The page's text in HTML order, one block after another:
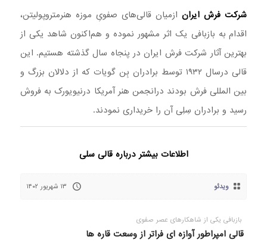
شرکت فرش ایرانازمیان قالی‌های صفویِ موزه هنرمتروپولیتن،
اقدام به بازبافی یک اثر مشهور نموده و هم‌اکنون شاهد یکی از
بهترین آثار شرکت فرش ایران در پنجاه سال گذشته هستیم. این
قالی درسال ۱۹۳۲ توسط برادران بِن گویات که از دلالان بزرگ و
بین المللی فرش بودند درانجمن هنر آمریکا درنیویورک به فروش
رسید و برادران سِلِی آن را خریداری نمودند.
اطلاعات بیشتر درباره قالی سلی
ویدئو ۱۳ شهریور ۱۴۰۲
بازبافی یکی از شاهکارهای عصر صفوی
قالی امپراطور آوازه ای فراتر از وسعت قاره ها